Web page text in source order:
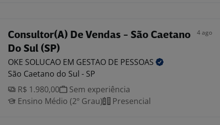
Consultor(A) De Vendas - São Caetano
Do Sul (SP)
4 ago
OKE SOLUCAO EM GESTAO DE PESSOAS
São Caetano do Sul - SP
R$ 1.980,00
Sem experiência
Ensino Médio (2º Grau)
Presencial